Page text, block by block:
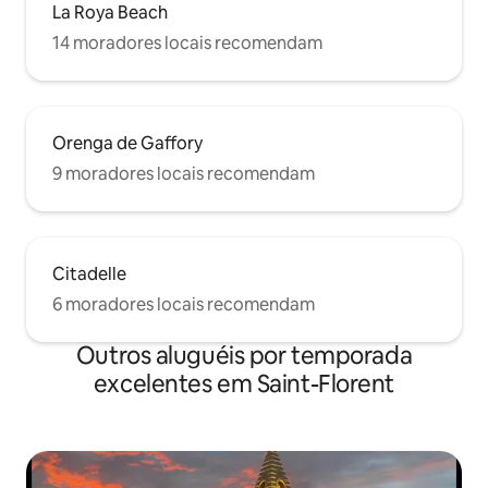
La Roya Beach
14 moradores locais recomendam
Orenga de Gaffory
9 moradores locais recomendam
Citadelle
6 moradores locais recomendam
Outros aluguéis por temporada
excelentes em Saint-Florent